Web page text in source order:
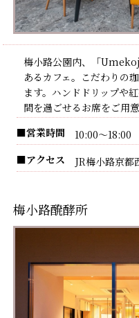
梅小路公園内、「
あるカフェ。こだわりの
ます。ハンドドリップや
間を過ごせるお席をご用
■営業時間
10:00～18:00
■アクセス
JR梅小路京都
梅小路醗酵所